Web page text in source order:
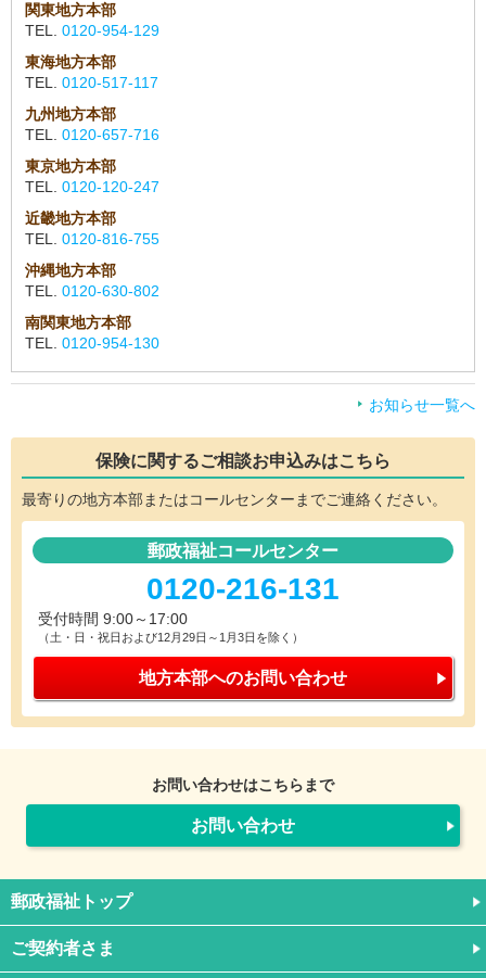
関東地方本部
TEL. 0120-954-129
東海地方本部
TEL. 0120-517-117
九州地方本部
TEL. 0120-657-716
東京地方本部
TEL. 0120-120-247
近畿地方本部
TEL. 0120-816-755
沖縄地方本部
TEL. 0120-630-802
南関東地方本部
TEL. 0120-954-130
お知らせ一覧へ
保険に関するご相談お申込みはこちら
最寄りの地方本部またはコールセンターまでご連絡ください。
郵政福祉コールセンター
0120-216-131
受付時間 9:00～17:00
（土・日・祝日および12月29日～1月3日を除く）
地方本部へのお問い合わせ
お問い合わせはこちらまで
お問い合わせ
郵政福祉トップ
ご契約者さま